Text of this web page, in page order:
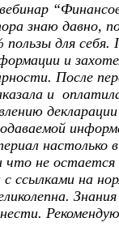
знаю давно,
пользы для себя.
и
После
и
настолько
что не остается
ссылками на